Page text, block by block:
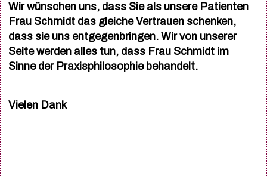
Wir wünschen uns, dass Sie als unsere Patienten
Frau Schmidt das gleiche Vertrauen schenken,
dass sie uns entgegenbringen. Wir von unserer
Seite werden alles tun, dass Frau Schmidt im
Sinne der Praxisphilosophie behandelt.
Vielen Dank